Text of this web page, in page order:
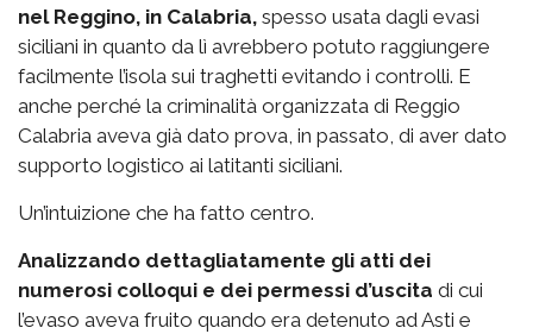
nel Reggino, in Calabria, spesso usata dagli evasi
siciliani in quanto da lì avrebbero potuto raggiungere
facilmente l’isola sui traghetti evitando i controlli. E
anche perché la criminalità organizzata di Reggio
Calabria aveva già dato prova, in passato, di aver dato
supporto logistico ai latitanti siciliani.
Un’intuizione che ha fatto centro.
Analizzando dettagliatamente gli atti dei
numerosi colloqui e dei permessi d’uscita di cui
l’evaso aveva fruito quando era detenuto ad Asti e